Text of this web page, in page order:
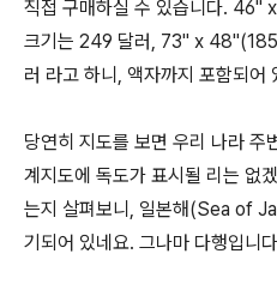
직접 구매하실 수 있습니다.
크기는 249 달러, 73" x
러 라고 하니, 액자까지 포함되어
당연히 지도를 보면 우리 나라 주
계지도에 독도가 표시될 리는 없
는지 살펴보니, 일본해(Sea of
기되어 있네요. 그나마 다행입니